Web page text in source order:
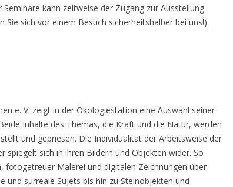
kann zeitweise der Zugang zur Ausstellung
sich vor einem Besuch sicherheitshalber bei uns!)
e. V. zeigt in der Ökologiestation eine Auswahl seiner
Inhalte des Themas, die Kraft und die Natur, werden
und gepriesen. Die Individualität der Arbeitsweise der
spiegelt sich in ihren Bildern und Objekten wider. So
fotogetreuer Malerei und digitalen Zeichnungen über
und surreale Sujets bis hin zu Steinobjekten und